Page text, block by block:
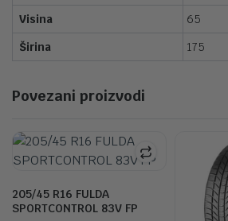
Visina
65
Širina
175
Povezani proizvodi
205/45 R16 FULDA
SPORTCONTROL 83V FP